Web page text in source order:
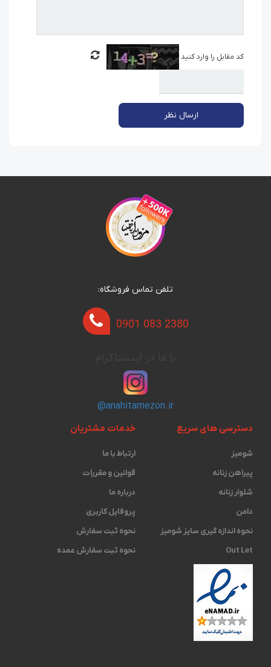
کد مقابل را وارد کنید
ارسال نظر
تلفن تماس فروشگاه:
0901 083 2380
@anahitamezon.ir
دسترسی های سریع
شومیز
پیراهن زنانه
شلوار زنانه
دامن
نحوه اندازه گیری ‫سایز شومیز
Out Let
خدمات مشتریان
ارتباط با ما
قوانین و مقررات
درباره ما
پروفایل کاربری
نحوه ثبت سفارش
نحوه ثبت سفارش عمده